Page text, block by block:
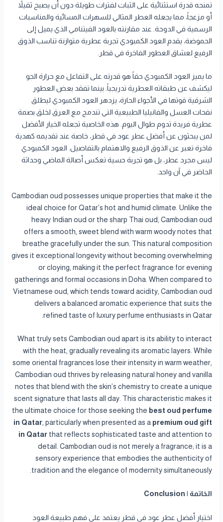
تمنحه قدرة استثنائية على الثبات لفترات طويلة دون أن يصبح ثقيلاً
أو مزعجاً، مما يجعله العطر المثالي للسهرات المسائية والمناسبات
الرسمية في الدوحة. عند مقارنته بالعود الفيتنامي الذي يميل إلى
الحموضة، يقدم العود الكمبودي تجربة عطرية متوازنة تناسب الذوق
الرفيع لعشاق العطور الفاخرة في قطر.
ما يميز العود الكمبودي حقاً هو قدرته على التفاعل مع حرارة الجو
ليكشف عن طبقاته العطرية تدريجياً. بينما تفقد بعض العطور
الشرقية قوتها في الأجواء الحارة، يزدهر العود الكمبودي ليطلق
نفحات العسل والفانيليا الطبيعية التي تندمج مع العرق لخلق بصمة
عطرية فريدة تدوم طوال اليوم. هذه الخاصية تجعله الخيار الأفضل
لمن يبحثون عن أفضل عطر عود في قطر، خاصة عند تقديمه كهدية
فاخرة تعبر عن الذوق الرفيع والاهتمام بالتفاصيل. العود الكمبودي
ليس مجرد عطر، بل هو تجربة حسية تعكس أصالة الماضي وحداثة
الحاضر في آن واحد.
Cambodian oud possesses unique properties that make it the
ideal choice for Qatar’s hot and humid climate. Unlike the
heavy Indian oud or the sharp Thai oud, Cambodian oud
offers a smooth, sweet blend with warm woody notes that
breathe gracefully under the sun. This natural composition
gives it exceptional longevity without becoming overwhelming
or cloying, making it the perfect fragrance for evening
gatherings and formal occasions in Doha. When compared to
Vietnamese oud, which tends toward acidity, Cambodian oud
delivers a balanced aromatic experience that suits the
refined taste of luxury perfume enthusiasts in Qatar.
What truly sets Cambodian oud apart is its ability to interact
with the heat, gradually revealing its aromatic layers. While
some oriental fragrances lose their intensity in warm weather,
Cambodian oud thrives by releasing natural honey and vanilla
notes that blend with the skin’s chemistry to create a unique
scent signature that lasts all day. This characteristic makes it
the ultimate choice for those seeking the best oud perfume
in Qatar, particularly when presented as a premium oud gift
in Qatarthat reflects sophisticated taste and attention to
detail. Cambodian oud is not merely a fragrance; it is a
sensory experience that embodies the authenticity of
tradition and the elegance of modernity simultaneously.
الخاتمة | Conclusion
اختيار أفضل عطر عود في قطر يعتمد على فهم طبيعة العود